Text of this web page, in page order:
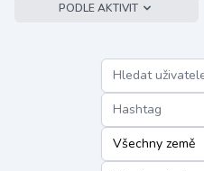
PODLE AKTIVIT
Hashtag